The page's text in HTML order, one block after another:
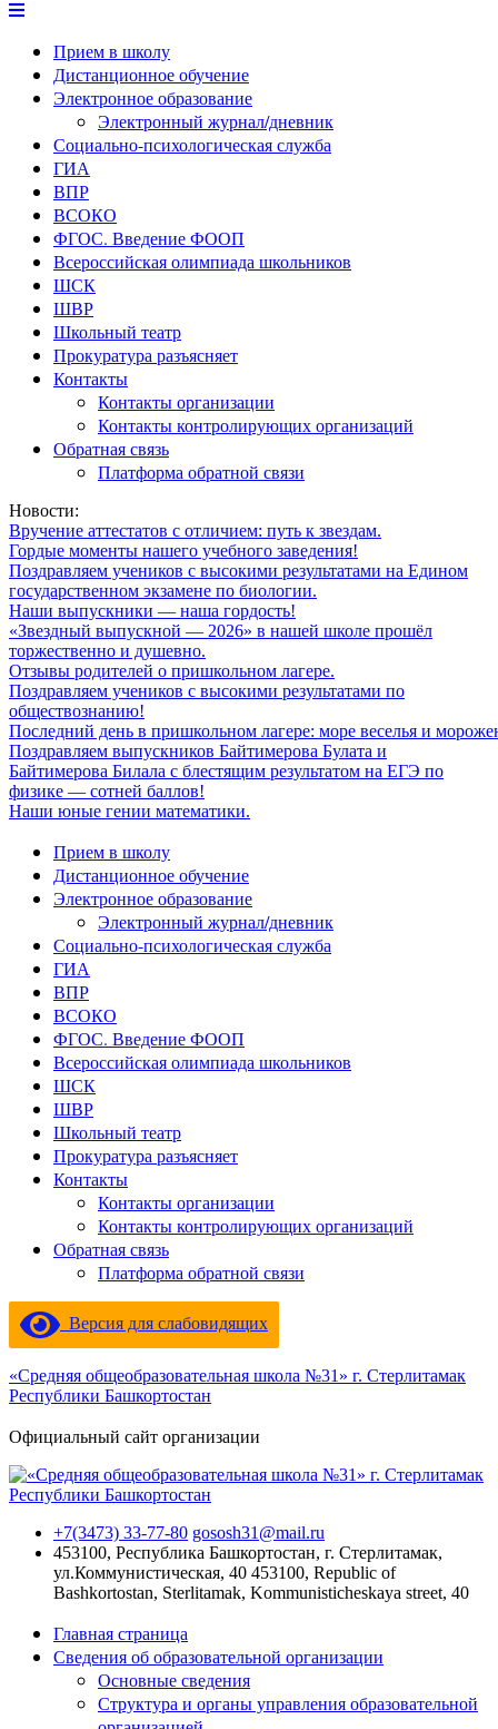
Прием в школу
Дистанционное обучение
Электронное образование
Электронный журнал/дневник
Социально-психологическая служба
ГИА
ВПР
ВСОКО
ФГОС. Введение ФООП
Всероссийская олимпиада школьников
ШСК
ШВР
Школьный театр
Прокуратура разъясняет
Контакты
Контакты организации
Контакты контролирующих организаций
Обратная связь
Платформа обратной связи
Новости:
Вручение аттестатов с отличием: путь к звездам.
Гордые моменты нашего учебного заведения!
Поздравляем учеников с высокими результатами на Едином
государственном экзамене по биологии.
Наши выпускники — наша гордость!
«Звездный выпускной — 2026» в нашей школе прошёл
торжественно и душевно.
Отзывы родителей о пришкольном лагере.
Поздравляем учеников с высокими результатами по
обществознанию!
Последний день в пришкольном лагере: море веселья и
Поздравляем выпускников Байтимерова Булата и
Байтимерова Билала с блестящим результатом на ЕГЭ по
физике — сотней баллов!
Наши юные гении математики.
Прием в школу
Дистанционное обучение
Электронное образование
Электронный журнал/дневник
Социально-психологическая служба
ГИА
ВПР
ВСОКО
ФГОС. Введение ФООП
Всероссийская олимпиада школьников
ШСК
ШВР
Школьный театр
Прокуратура разъясняет
Контакты
Контакты организации
Контакты контролирующих организаций
Обратная связь
Платформа обратной связи
Версия для слабовидящих
«Средняя общеобразовательная школа №31» г. Стерлитамак
Республики Башкортостан
Официальный сайт организации
+7(3473) 33-77-80 gososh31@mail.ru
453100, Республика Башкортостан, г. Стерлитамак,
ул.Коммунистическая, 40 453100, Republic of
Bashkortostan, Sterlitamak, Kommunisticheskaya street, 40
Главная страница
Сведения об образовательной организации
Основные сведения
Структура и органы управления образовательной